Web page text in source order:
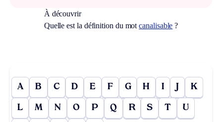
À découvrir
Quelle est la définition du motcanalisable ?
A B C D E F G H I J K
L M N O P Q R S T U